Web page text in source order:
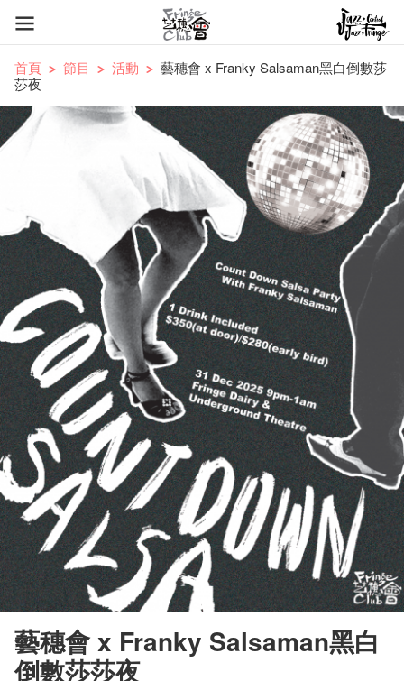
首頁 節目 活動
藝穗會 x Franky Salsaman黑白倒數莎
莎夜
藝穗會 x Franky Salsaman黑白
倒數莎莎夜